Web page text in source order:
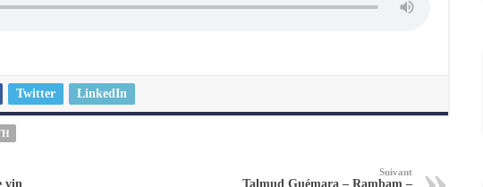
Twitter LinkedIn
vin
Suivant
Talmud Guémara – Rambam –